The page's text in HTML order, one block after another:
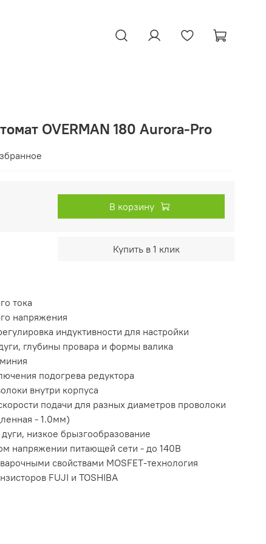
OVERMAN 180 Aurora-Pro
В корзину
Купить в 1 клик
тока
напряжения
индуктивности для настройки
глубины провара и формы валика
подогрева редуктора
внутри корпуса
подачи для разных диаметров проволоки
- 1.0мм)
низкое брызгообразование
напряжении питающей сети - до 140В
свойствами MOSFET-технология
FUJI и TOSHIBA